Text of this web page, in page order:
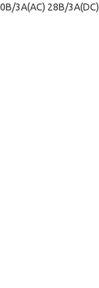
3А(AC) 28В/3А(DC)